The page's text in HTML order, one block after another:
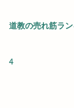
道教の売れ筋ラ
4